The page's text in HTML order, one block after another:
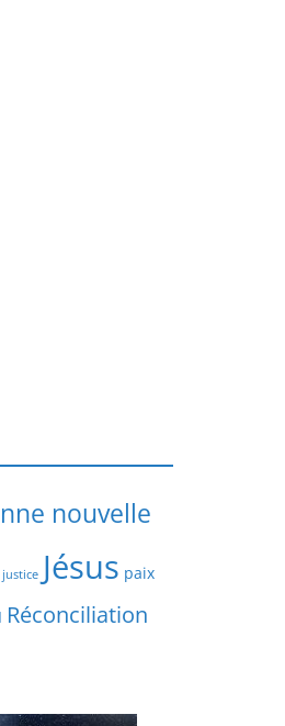
nouvelle
justice Jésus paix
Réconciliation